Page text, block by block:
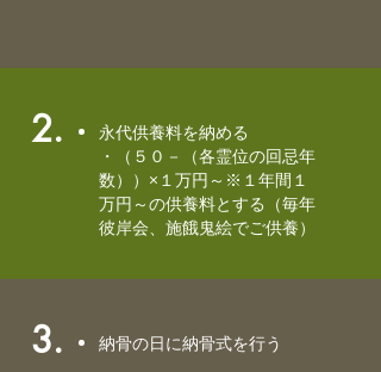
2.
永代供養料を納める
・（５０－（各霊位の回忌年
数））×１万円～※１年間１
万円～の供養料とする（毎年
彼岸会、施餓鬼絵でご供養）
3. 納骨の日に納骨式を行う